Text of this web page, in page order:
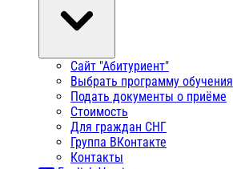
Сайт "Абитуриент"
Выбрать программу обучения
Подать документы о приёме
Стоимость
Для граждан СНГ
Группа ВКонтакте
Контакты